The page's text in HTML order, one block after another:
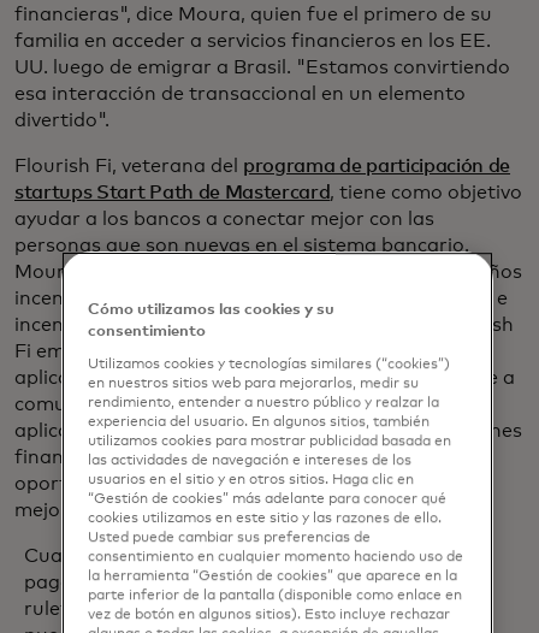
financieras", dice Moura, quien fue el primero de su
familia en acceder a servicios financieros en los EE.
UU. luego de emigrar a Brasil. "Estamos convirtiendo
esa interacción de transaccional en un elemento
divertido".
Flourish Fi, veterana del programa de participación de
startups Start Path de Mastercard, tiene como objetivo
ayudar a los bancos a conectar mejor con las
personas que son nuevas en el sistema bancario.
Moura afirma que la clave está en combinar pequeños
incentivos personalizados con inteligencia de datos e
incentivos para impulsar el comportamiento. Flourish
Fi emplea API (interfaces de programación de
aplicaciones que ayudan a los sistemas de software a
comunicar entre sí) para conectarse con las
aplicaciones o sitios web de sus socios de instituciones
financieras y ofrecer a los consumidores la
oportunidad de jugar a juegos que los ayuden a
mejorar su salud financiera.
Cuando los clientes inician sesión en su cuenta,
pagar las facturas a tiempo puede activar una
ruleta de premios que pueden voltear. O bien,
Cómo utilizamos las cookies y su
consentimiento
Utilizamos cookies y tecnologías similares (“cookies”)
en nuestros sitios web para mejorarlos, medir su
rendimiento, entender a nuestro público y realzar la
experiencia del usuario. En algunos sitios, también
utilizamos cookies para mostrar publicidad basada en
las actividades de navegación e intereses de los
usuarios en el sitio y en otros sitios. Haga clic en
“Gestión de cookies” más adelante para conocer qué
cookies utilizamos en este sitio y las razones de ello.
Usted puede cambiar sus preferencias de
consentimiento en cualquier momento haciendo uso de
la herramienta “Gestión de cookies” que aparece en la
parte inferior de la pantalla (disponible como enlace en
vez de botón en algunos sitios). Esto incluye rechazar